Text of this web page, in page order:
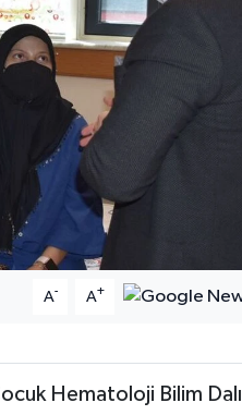
A- A+
Hematoloji Bilim Dalı